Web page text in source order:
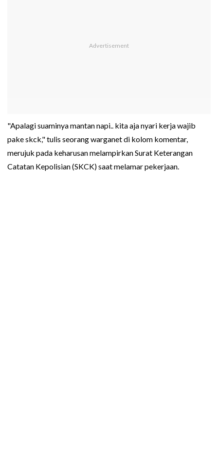
"Apalagi suaminya mantan napi.. kita aja nyari kerja wajib
pake skck," tulis seorang warganet di kolom komentar,
merujuk pada keharusan melampirkan Surat Keterangan
Catatan Kepolisian (SKCK) saat melamar pekerjaan.